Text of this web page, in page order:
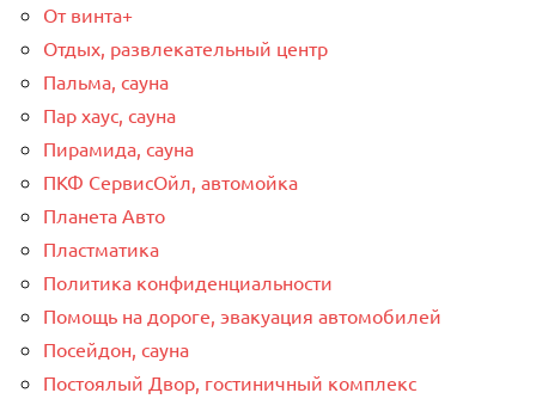
От винта+
Отдых, развлекательный центр
Пальма, сауна
Пар хаус, сауна
Пирамида, сауна
ПКФ СервисОйл, автомойка
Планета Авто
Пластматика
Политика конфиденциальности
Помощь на дороге, эвакуация автомобилей
Посейдон, сауна
Постоялый Двор, гостиничный комплекс